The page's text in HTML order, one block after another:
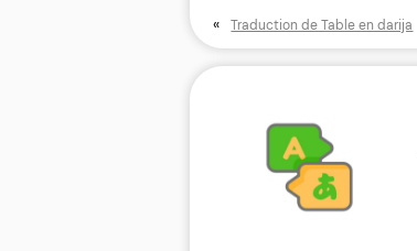
« Traduction de Table en darija